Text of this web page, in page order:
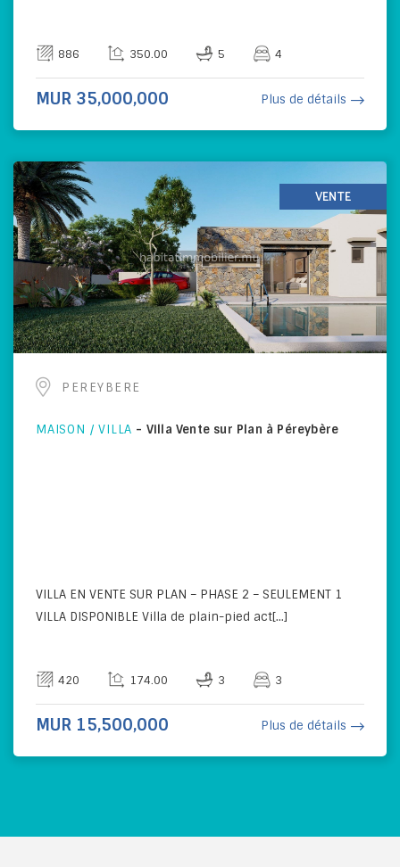
886 350.00 5 4
MUR 35,000,000 Plus de détails
VENTE
PEREYBERE
MAISON / VILLA - Villa Vente sur Plan à Péreybère
VILLA EN VENTE SUR PLAN – PHASE 2 – SEULEMENT 1
VILLA DISPONIBLE Villa de plain-pied act[...]
420 174.00 3 3
MUR 15,500,000 Plus de détails